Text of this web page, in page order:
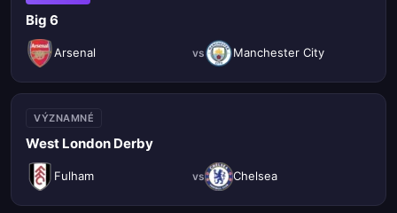
Big 6
Arsenal vs Manchester City
VÝZNAMNÉ
West London Derby
Fulham vs Chelsea